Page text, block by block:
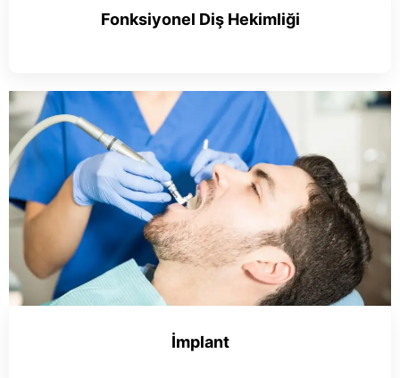
Fonksiyonel Diş Hekimliği
İmplant